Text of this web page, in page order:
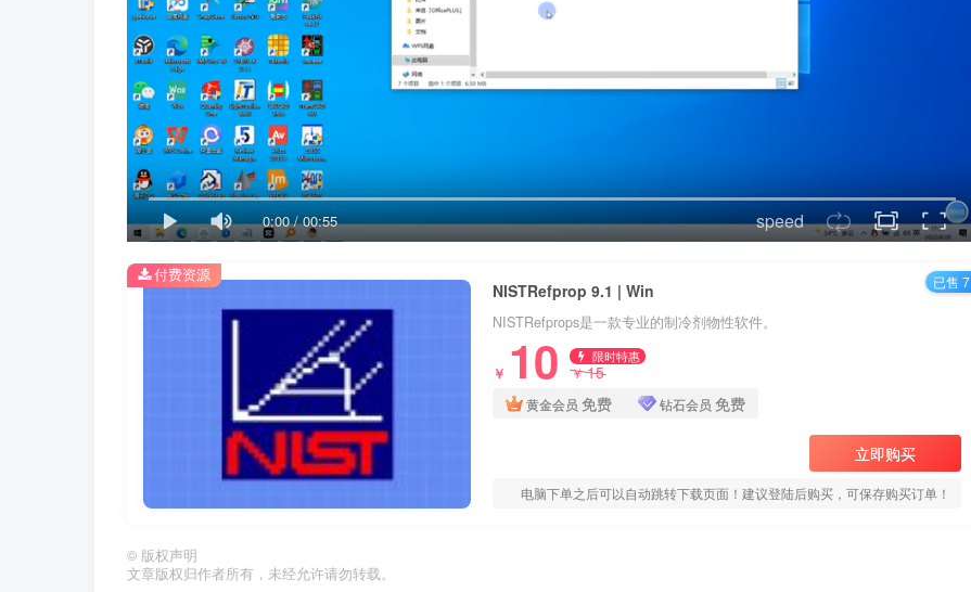
0:00/00:55 speed
NISTRefprop 9.1 | Win
NISTRefprops是一款专业的制冷剂物性软件。
￥ 10 限时特惠
￥15
黄金会员 免费 钻石会员 免费
立即购买
电脑下单之后可以自动跳转下载页面！建议登陆后购买，可保存购买订单！
付费资源 已售 7
© 版权声明
文章版权归作者所有，未经允许请勿转载。